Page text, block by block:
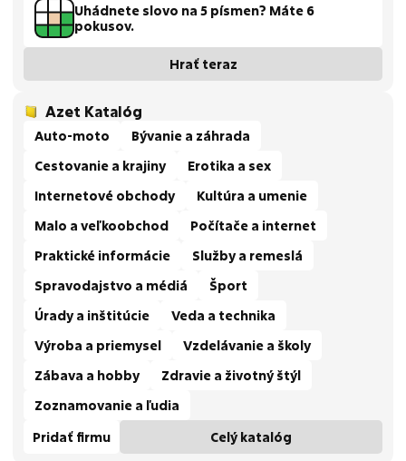
Uhádnete slovo na 5 písmen? Máte 6
pokusov.
Hrať teraz
Azet Katalóg
Auto-moto
Bývanie a záhrada
Cestovanie a krajiny
Erotika a sex
Internetové obchody
Kultúra a umenie
Malo a veľkoobchod
Počítače a internet
Praktické informácie
Služby a remeslá
Spravodajstvo a médiá
Šport
Úrady a inštitúcie
Veda a technika
Výroba a priemysel
Vzdelávanie a školy
Zábava a hobby
Zdravie a životný štýl
Zoznamovanie a ľudia
Pridať firmu
Celý katalóg